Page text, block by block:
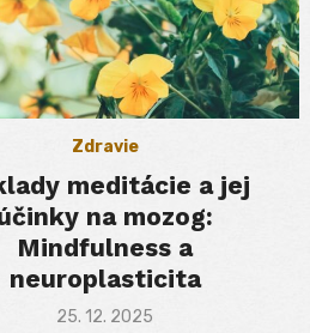
Zdravie
meditácie a jej
na mozog:
Mindfulness a
neuroplasticita
Posted
25. 12. 2025